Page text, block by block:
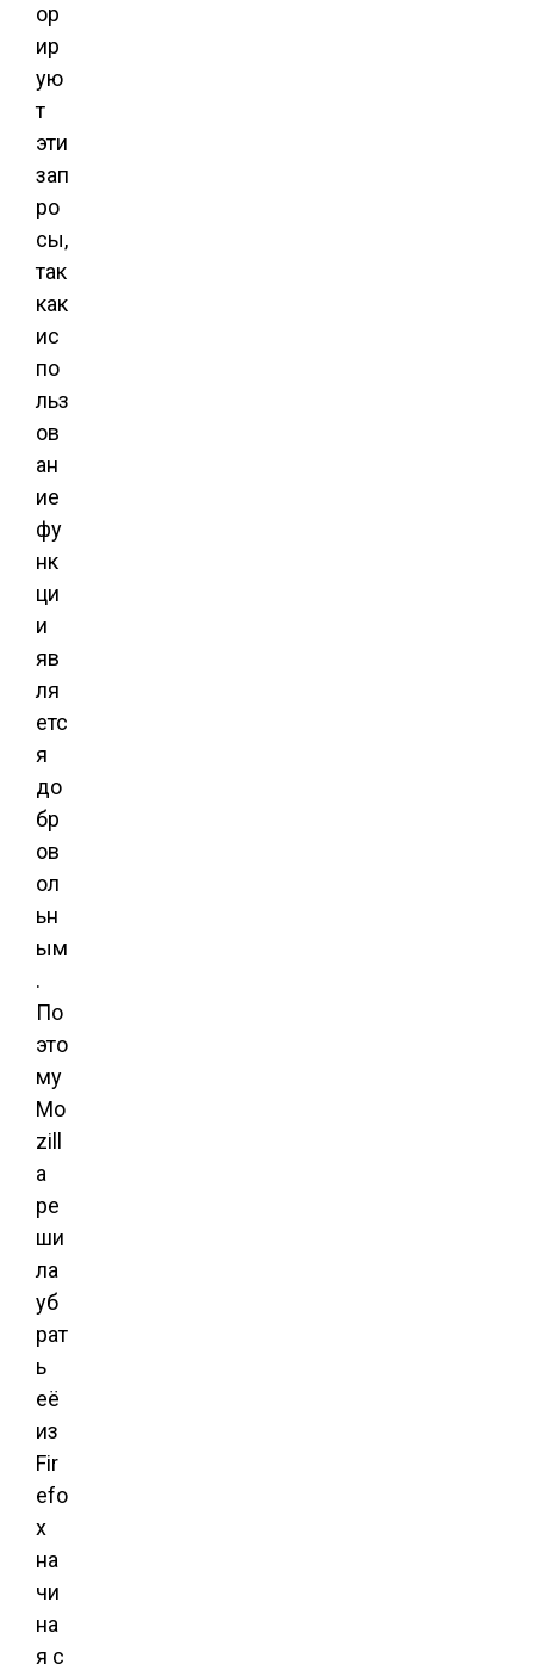
ор
ир
ую
т
эти
зап
ро
сы,
так
как
ис
по
льз
ов
ан
ие
фу
нк
ци
и
яв
ля
етс
я
до
бр
ов
ол
ьн
ым
.
По
это
му
Mo
zill
a
ре
ши
ла
уб
рат
ь
её
из
Fir
efo
x
на
чи
на
я с